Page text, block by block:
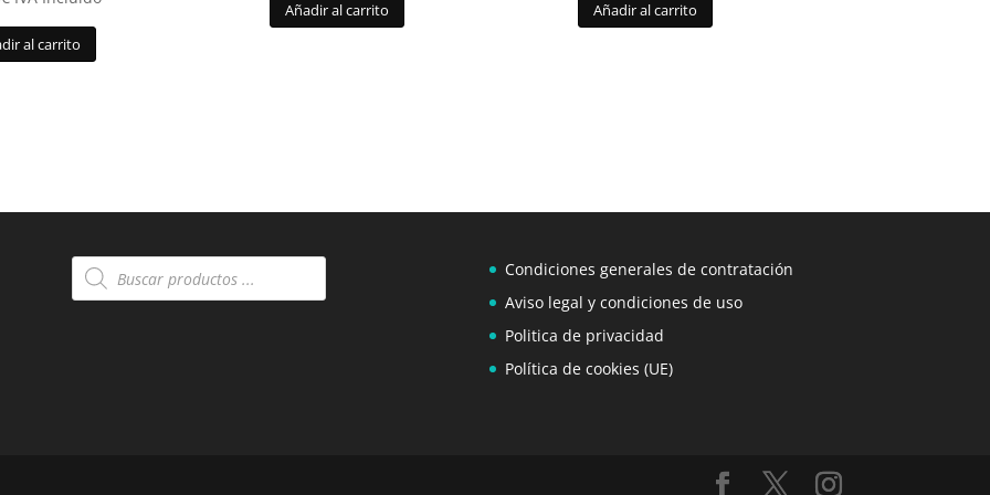
al carrito
Añadir al carrito Añadir al carrito
Búsqueda
de
Condiciones generales de contratación
Aviso legal y condiciones de uso
Politica de privacidad
Política de cookies (UE)